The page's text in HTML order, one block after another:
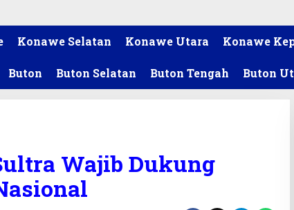
Konawe Selatan Konawe Utara Konawe
Buton Buton Selatan Buton Tengah Buton
Wajib Dukung